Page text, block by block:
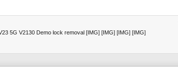
5G V2130 Demo lock removal [IMG] [IMG] [IMG] [IMG]